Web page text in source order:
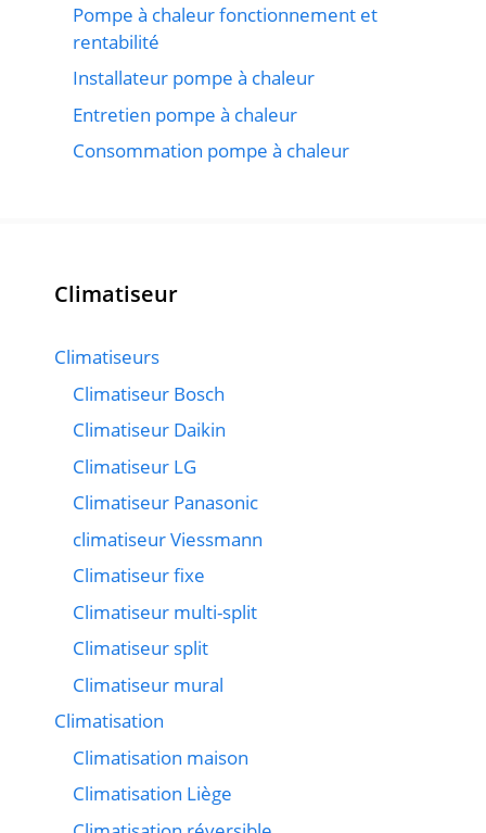
Pompe à chaleur fonctionnement et
rentabilité
Installateur pompe à chaleur
Entretien pompe à chaleur
Consommation pompe à chaleur
Climatiseur
Climatiseurs
Climatiseur Bosch
Climatiseur Daikin
Climatiseur LG
Climatiseur Panasonic
climatiseur Viessmann
Climatiseur fixe
Climatiseur multi-split
Climatiseur split
Climatiseur mural
Climatisation
Climatisation maison
Climatisation Liège